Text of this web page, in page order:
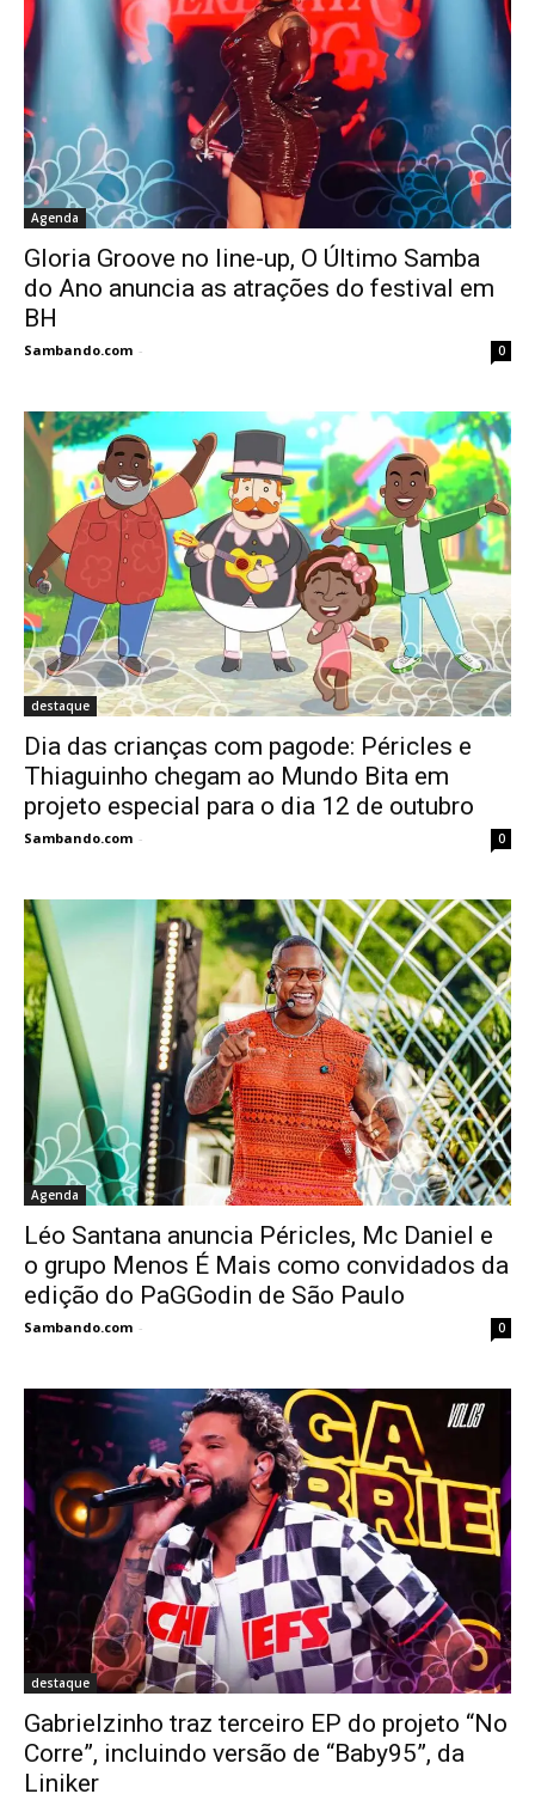
Agenda
Gloria Groove no line-up, O Último Samba
do Ano anuncia as atrações do festival em
BH
Sambando.com - 0
destaque
Dia das crianças com pagode: Péricles e
Thiaguinho chegam ao Mundo Bita em
projeto especial para o dia 12 de outubro
Sambando.com - 0
Agenda
Léo Santana anuncia Péricles, Mc Daniel e
o grupo Menos É Mais como convidados da
edição do PaGGodin de São Paulo
Sambando.com - 0
destaque
Gabrielzinho traz terceiro EP do projeto “No
Corre”, incluindo versão de “Baby95”, da
Liniker